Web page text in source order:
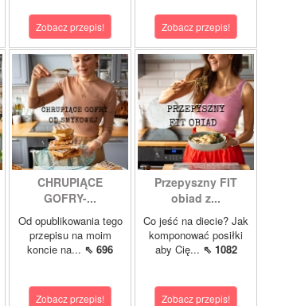
Zobacz przepis! Zobacz przepis!
CHRUPIĄCE
GOFRY-...
Od opublikowania tego
przepisu na moim
koncie na... ⇖ 696
Zobacz przepis!
Przepyszny FIT
obiad z...
Co jeść na diecie? Jak
komponować posiłki
aby Cię... ⇖ 1082
Zobacz przepis!